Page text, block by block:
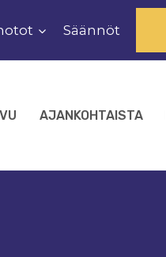
Säännöt
AJANKOHTAISTA